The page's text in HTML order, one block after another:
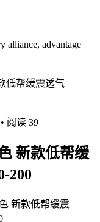
advantage
• 阅读 39
新款低帮缓
200